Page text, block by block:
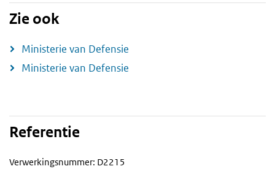
Zie ook
Ministerie van Defensie
Ministerie van Defensie
Referentie
Verwerkingsnummer: D2215